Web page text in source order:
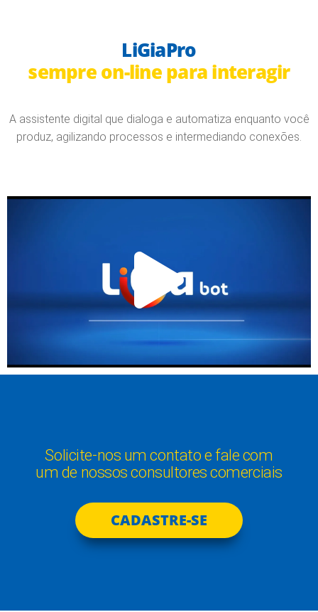
LiGiaPro
sempre on-line para interagir
A assistente digital que dialoga e automatiza enquanto você
produz, agilizando processos e intermediando conexões.
Solicite-nos um contato e fale com
um de nossos consultores comerciais
CADASTRE-SE